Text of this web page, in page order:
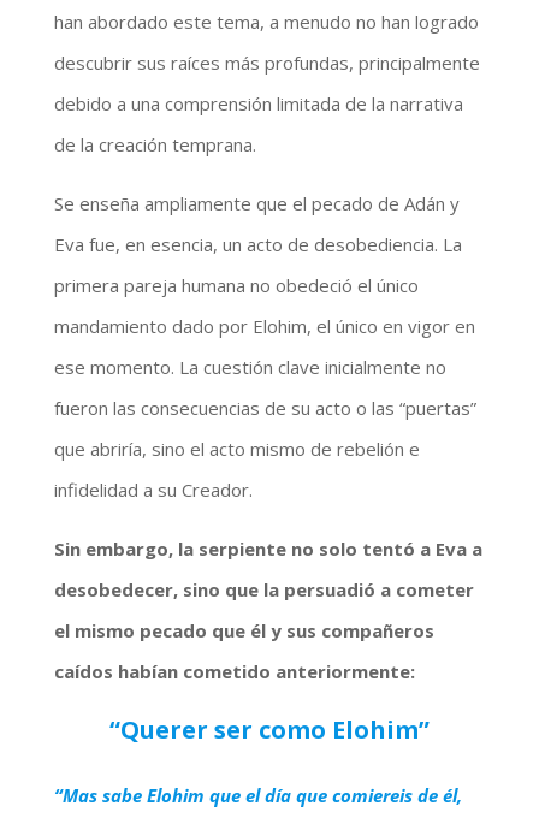
han abordado este tema, a menudo no han logrado
descubrir sus raíces más profundas, principalmente
debido a una comprensión limitada de la narrativa
de la creación temprana.
Se enseña ampliamente que el pecado de Adán y
Eva fue, en esencia, un acto de desobediencia. La
primera pareja humana no obedeció el único
mandamiento dado por Elohim, el único en vigor en
ese momento. La cuestión clave inicialmente no
fueron las consecuencias de su acto o las “puertas”
que abriría, sino el acto mismo de rebelión e
infidelidad a su Creador.
Sin embargo, la serpiente no solo tentó a Eva a
desobedecer, sino que la persuadió a cometer
el mismo pecado que él y sus compañeros
caídos habían cometido anteriormente:
“Querer ser como Elohim”
“Mas sabe Elohim que el día que comiereis de él,